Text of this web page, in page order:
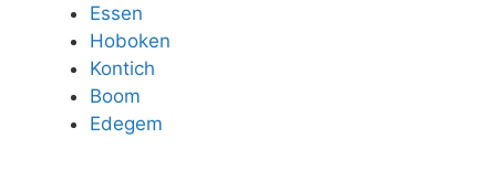
Essen
Hoboken
Kontich
Boom
Edegem